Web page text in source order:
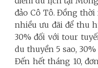
đảo Cô Tô. Đồng
nhiều ưu đãi để thu
30% đối với tour
du thuyền 5 sao,
Đến hết tháng 10,